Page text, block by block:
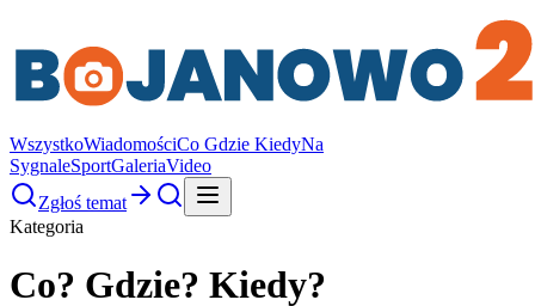
WszystkoWiadomościCo Gdzie KiedyNa
SygnaleSportGaleriaVideo
Zgłoś temat
Kategoria
Co? Gdzie? Kiedy?